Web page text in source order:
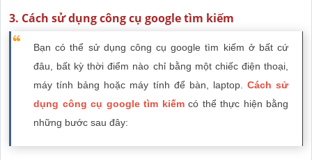
3. Cách sử dụng công cụ google tìm kiếm
Bạn có thể sử dụng công cụ google tìm kiếm ở bất cứ
đâu, bất kỳ thời điểm nào chỉ bằng một chiếc điện thoại,
máy tính bảng hoặc máy tính để bàn, laptop. Cách sử
dụng công cụ google tìm kiếmcó thể thực hiện bằng
những bước sau đây: